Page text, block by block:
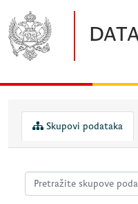
Skupovi podataka